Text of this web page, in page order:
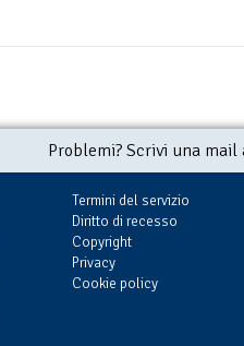
Problemi? Scrivi una
Termini del servizio
Diritto di recesso
Copyright
Privacy
Cookie policy